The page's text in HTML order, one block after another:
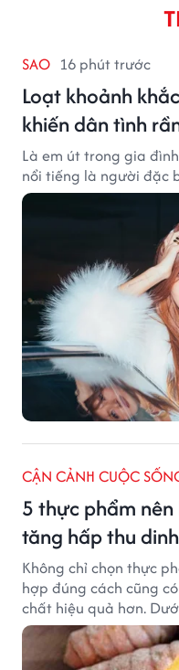
SAO 16 phút trước
Loạt khoảnh
khiến dân tình
Là em út trong gia
nổi tiếng là người đặc
CẬN CẢNH CUỘC
5 thực phẩm
tăng hấp thu
Không chỉ chọn thực
hợp đúng cách cũng
chất hiệu quả hơn.
ăn cùng nhau để tối